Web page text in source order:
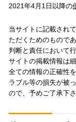
2021年4月1日以降の
当サイトに記載され
ただくためのもので
判断と責任において
サイトの掲載情報は
全ての情報の正確性
ラブル等の損失が被
ので、予めご了承下さ